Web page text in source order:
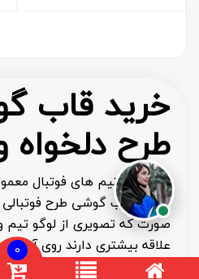
0
خرید قاب
طرح
هواداران تیم های فوتبال
خود از قاب گوشی طرح
صورت که تصویری از لوگو تیم
علاقه بیشتری دارند روی آن
به استفاده از لوازم هواداری